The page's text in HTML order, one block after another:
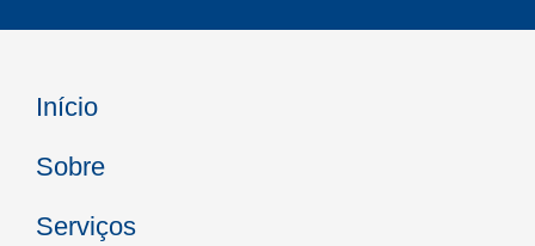
Início
Sobre
Serviços